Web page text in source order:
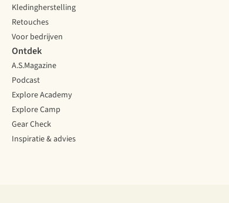
Kledingherstelling
Retouches
Voor bedrijven
Ontdek
A.S.Magazine
Podcast
Explore Academy
Explore Camp
Gear Check
Inspiratie & advies